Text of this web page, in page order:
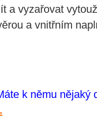
a vyzařovat
a vnitřním
k němu nějaký